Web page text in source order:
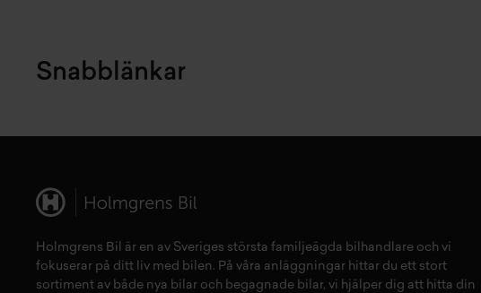
Snabblänkar
Holmgrens Bil är en av Sveriges största familjeägda bilhandlare och vi
fokuserar på ditt liv med bilen. På våra anläggningar hittar du ett stort
sortiment av både nya bilar och begagnade bilar, vi hjälper dig att hitta din